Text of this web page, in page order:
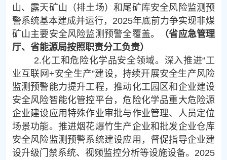
山、露天矿山（排土场）和尾矿库安全风险监测预
警系统基本建成并运行，2025年底前力争实现非煤
矿山主要安全风险监测预警全覆盖。
（省应急管理
厅、省能源局按照职责分工负责）
2.化工和危险化学品安全领域。深入推进“工
业互联网+安全生产”建设，持续开展安全生产风险
监测预警能力提升工程，推动化工园区和企业建设
安全风险智能化管控平台，危险化学品重大危险源
企业建设应用特殊作业审批与作业管理、人员定位
场景功能。推进烟花爆竹生产企业和批发企业仓库
安全风险监测预警系统建设应用，督促指导企业建
设升级门禁系统、视频监控分析等设施设备。2025